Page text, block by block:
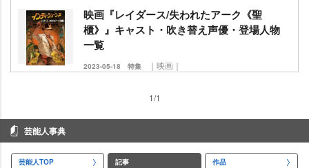
映画『レイダース/失われたアーク《聖
櫃》』キャスト・吹き替え声優・登場人物
一覧
2023-05-18 特集 ｜映画｜
1/1
芸能人事典
芸能人TOP 記事 作品